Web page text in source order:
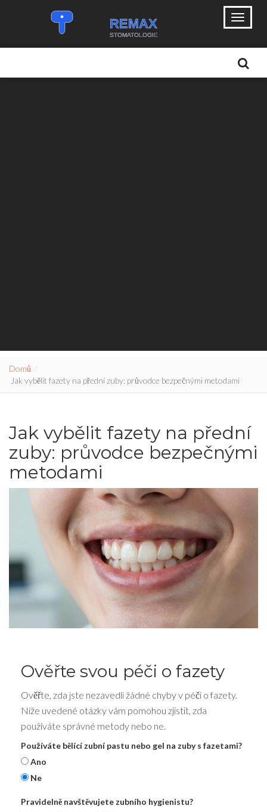
Domů
Jak vybělit fazety na přední zuby: průvodce bezpečnými metodami
Jak vybělit fazety na přední
zuby: průvodce bezpečnými
metodami
Ověřte svou péči o fazety
Ověřte, zda jste nezavedli žádné chyby v péči o fazety.
Níže uvedené otázky vám pomohou zjistit, zda
používáte správné metody nebo ne.
Používáte bělící zubní pastu nebo gel na zuby s fazetami?
Ano
Ne
Pravidelně navštěvujete zubního hygienistu?